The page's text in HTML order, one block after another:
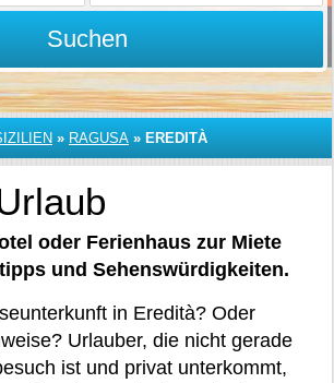
Suchen
» RAGUSA » EREDITÀ
oder Ferienhaus zur Miete
und Sehenswürdigkeiten.
in Eredità? Oder
Urlauber, die nicht gerade
ist und privat unterkommt,